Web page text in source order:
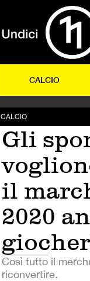
CALCIO
CALCIO
Gli
il
2020
Così tutto il
riconvertire.